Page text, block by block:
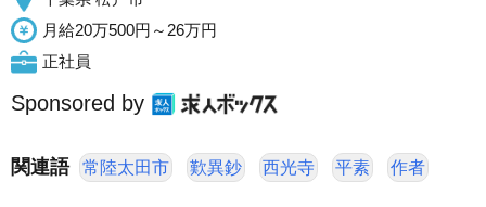
月給20万500円～26万円
正社員
Sponsored by
関連語 常陸太田市 歎異鈔 西光寺 平素 作者